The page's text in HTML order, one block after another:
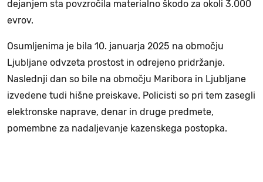
dejanjem sta povzročila materialno škodo za okoli 3.000
evrov.
Osumljenima je bila 10. januarja 2025 na območju
Ljubljane odvzeta prostost in odrejeno pridržanje.
Naslednji dan so bile na območju Maribora in Ljubljane
izvedene tudi hišne preiskave. Policisti so pri tem zasegli
elektronske naprave, denar in druge predmete,
pomembne za nadaljevanje kazenskega postopka.